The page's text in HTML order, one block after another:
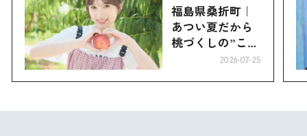
福島県桑折町｜
あつい夏だから
桃づくしの”こお
2026-07-25